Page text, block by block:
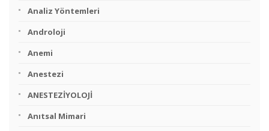
Analiz Yöntemleri
Androloji
Anemi
Anestezi
ANESTEZİYOLOJİ
Anıtsal Mimari